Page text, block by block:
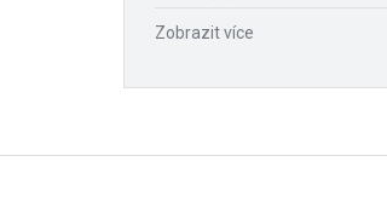
Zobrazit více